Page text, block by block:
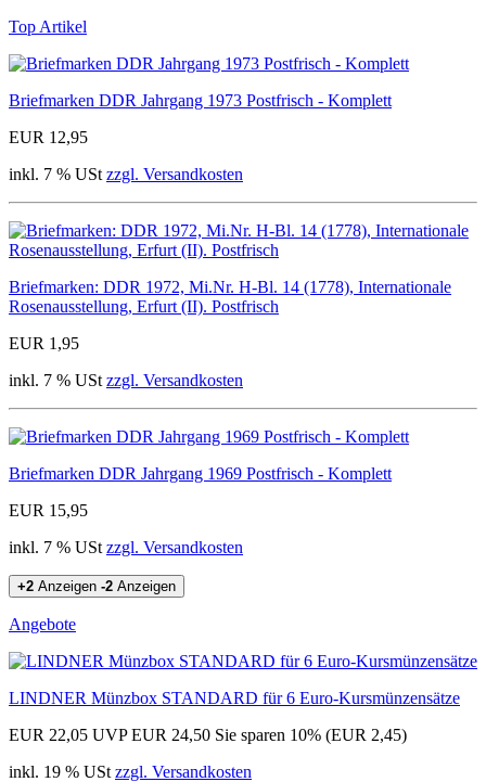
Top Artikel
Briefmarken DDR Jahrgang 1973 Postfrisch - Komplett
EUR 12,95
inkl. 7 % USt zzgl. Versandkosten
Briefmarken: DDR 1972, Mi.Nr. H-Bl. 14 (1778), Internationale
Rosenausstellung, Erfurt (II). Postfrisch
EUR 1,95
inkl. 7 % USt zzgl. Versandkosten
Briefmarken DDR Jahrgang 1969 Postfrisch - Komplett
EUR 15,95
inkl. 7 % USt zzgl. Versandkosten
+2 Anzeigen -2 Anzeigen
Angebote
LINDNER Münzbox STANDARD für 6 Euro-Kursmünzensätze
EUR 22,05 UVP EUR 24,50 Sie sparen 10% (EUR 2,45)
inkl. 19 % USt zzgl. Versandkosten